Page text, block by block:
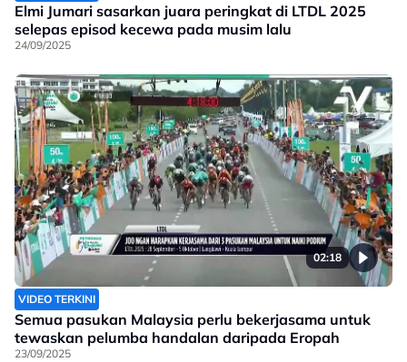
Elmi Jumari sasarkan juara peringkat di LTDL 2025
selepas episod kecewa pada musim lalu
24/09/2025
02:18
VIDEO TERKINI
Semua pasukan Malaysia perlu bekerjasama untuk
tewaskan pelumba handalan daripada Eropah
23/09/2025